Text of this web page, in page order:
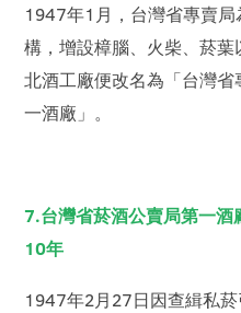
1947年1月，台灣省專賣
構，增設樟腦、火柴、菸
北酒工廠便改名為「台灣
一酒廠」。
7.台灣省菸酒公賣局第一
10年
1947年2月27日因查緝私